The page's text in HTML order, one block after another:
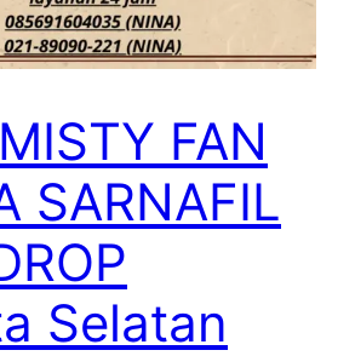
FAN
SARNAFIL
Selatan